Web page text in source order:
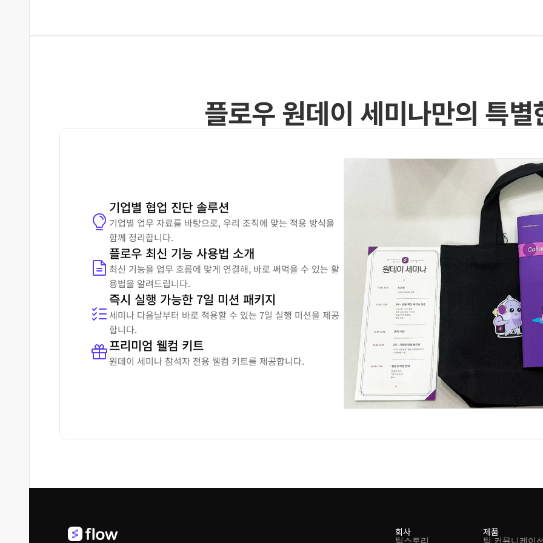
플로우 원데이 세미나만의 특별
기업별 협업 진단 솔루션
기업별 업무 자료를 바탕으로, 우리 조직에 맞는 적용 방식을
함께 정리합니다.
플로우 최신 기능 사용법 소개
최신 기능을 업무 흐름에 맞게 연결해, 바로 써먹을 수 있는 활
용법을 알려드립니다.
즉시 실행 가능한 7일 미션 패키지
세미나 다음날부터 바로 적용할 수 있는 7일 실행 미션을 제공
합니다.
프리미엄 웰컴 키트
원데이 세미나 참석자 전용 웰컴 키트를 제공합니다.
회사
팀스토리
제품
팀 커뮤니케이